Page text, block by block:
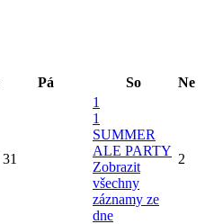
Pá So Ne
31
1
1
SUMMER
ALE PARTY
Zobrazit
všechny
záznamy ze
dne
2